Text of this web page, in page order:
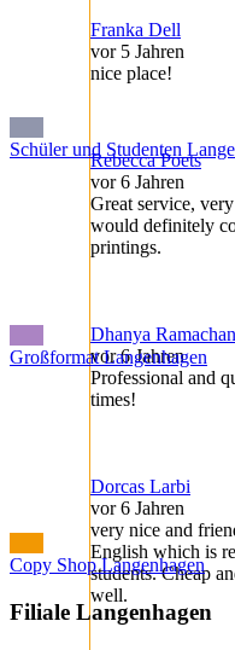
Franka Dell
vor 5 Jahren
nice place!
Rebecca Poets
vor 6 Jahren
Great service,
would definitely
printings.
Dhanya
vor 6 Jahren
Professional and
times!
Dorcas Larbi
vor 6 Jahren
very nice and
English which is
students. Cheap
well.
Schüler und Studenten
Großformat Langenhagen
Copy Shop Langenhagen
Filiale Langenhagen